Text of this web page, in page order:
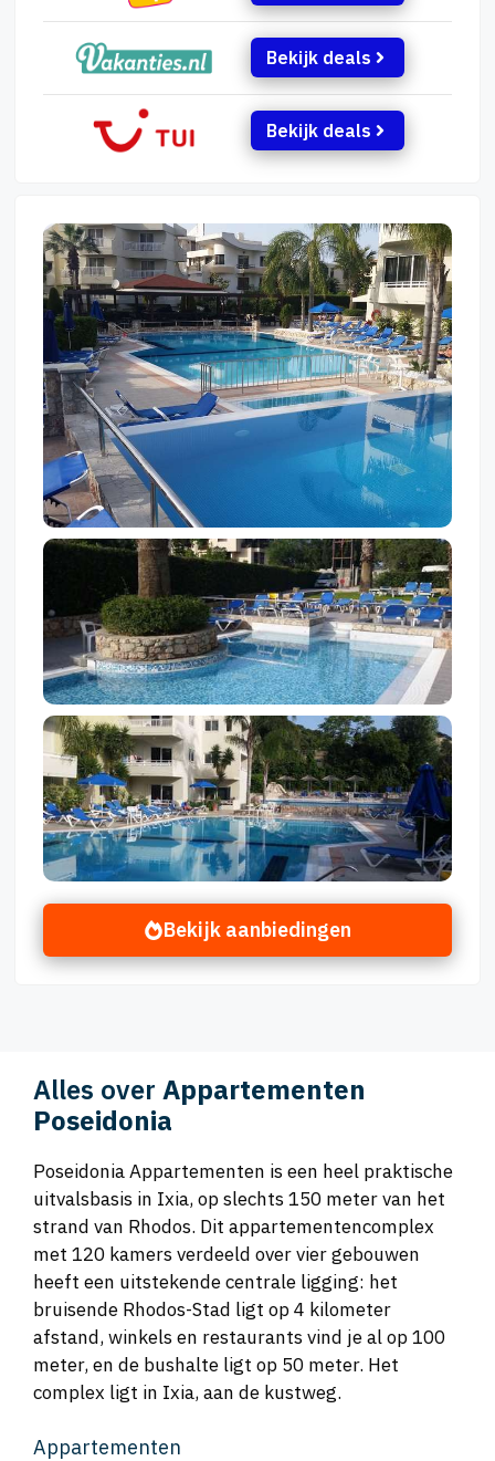
Bekijk aanbiedingen
Bekijk deals
Bekijk deals
Alles over Appartementen
Poseidonia
Poseidonia Appartementen is een heel praktische
uitvalsbasis in Ixia, op slechts 150 meter van het
strand van Rhodos. Dit appartementencomplex
met 120 kamers verdeeld over vier gebouwen
heeft een uitstekende centrale ligging: het
bruisende Rhodos-Stad ligt op 4 kilometer
afstand, winkels en restaurants vind je al op 100
meter, en de bushalte ligt op 50 meter. Het
complex ligt in Ixia, aan de kustweg.
Appartementen